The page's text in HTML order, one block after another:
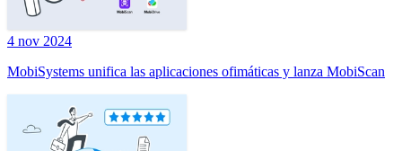
4 nov 2024
MobiSystems unifica las aplicaciones ofimáticas y lanza MobiScan